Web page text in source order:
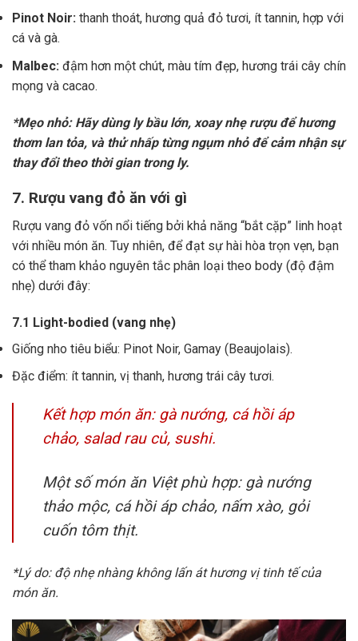
Pinot Noir: thanh thoát, hương quả đỏ tươi, ít tannin, hợp với
cá và gà.
Malbec: đậm hơn một chút, màu tím đẹp, hương trái cây chín
mọng và cacao.
*Mẹo nhỏ: Hãy dùng ly bầu lớn, xoay nhẹ rượu để hương
thơm lan tỏa, và thử nhấp từng ngụm nhỏ để cảm nhận sự
thay đổi theo thời gian trong ly.
7. Rượu vang đỏ ăn với gì
Rượu vang đỏ vốn nổi tiếng bởi khả năng “bắt cặp” linh hoạt
với nhiều món ăn. Tuy nhiên, để đạt sự hài hòa trọn vẹn, bạn
có thể tham khảo nguyên tắc phân loại theo body (độ đậm
nhẹ) dưới đây:
7.1 Light-bodied (vang nhẹ)
Giống nho tiêu biểu: Pinot Noir, Gamay (Beaujolais).
Đặc điểm: ít tannin, vị thanh, hương trái cây tươi.
Kết hợp món ăn: gà nướng, cá hồi áp
chảo, salad rau củ, sushi.
Một số món ăn Việt phù hợp: gà nướng
thảo mộc, cá hồi áp chảo, nấm xào, gỏi
cuốn tôm thịt.
*Lý do: độ nhẹ nhàng không lấn át hương vị tinh tế của
món ăn.